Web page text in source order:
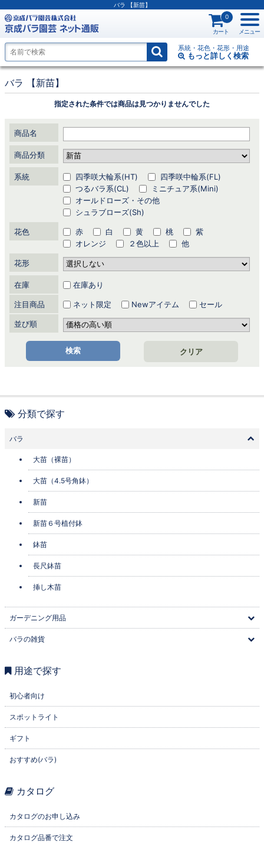
バラ 【新苗】
系統・花色・花形・用途
もっと詳しく検索
カート
0
メニュー
バラ 【新苗】
指定された条件では商品は見つかりませんでした
商品名
商品分類
系統 四季咲大輪系(HT)
四季咲中輪系(FL)
つるバラ系(CL)
ミニチュア系(Mini)
オールドローズ・その他
シュラブローズ(Sh)
花色 赤 白 黄 桃
紫
オレンジ
２色以上 他
花形
在庫 在庫あり
注目商品 ネット限定 Newアイテム セール
並び順
クリア
分類で探す
バラ
大苗（裸苗）
大苗（4.5号角鉢）
新苗
新苗６号植付鉢
鉢苗
長尺鉢苗
挿し木苗
ガーデニング用品
バラの雑貨
用途で探す
初心者向け
スポットライト
ギフト
おすすめ(バラ)
カタログ
カタログのお申し込み
カタログ品番で注文